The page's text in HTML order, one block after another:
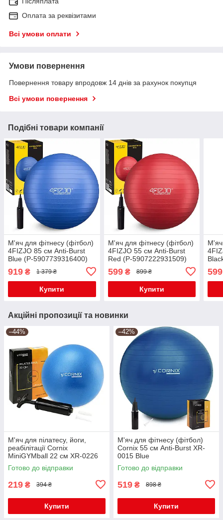
Оплата за реквізитами
Всі умови оплати
Умови повернення
Повернення товару впродовж 14 днів за рахунок покупця
Всі умови повернення
Подібні товари компанії
М'яч для фітнесу (фітбол)
4FIZJO 85 см Anti-Burst
Blue (P-5907739316400)
919 ₴ 1 379 ₴
Купити
М'яч для фітнесу (фітбол)
4FIZJO 55 см Anti-Burst
Red (P-5907222931509)
599₴ 899 ₴
Купити
М'яч
599
Акційні пропозиції та новинки
–44%
М'яч для пілатесу, йоги,
реабілітації Cornix
MiniGYMball 22 см XR-0226
Blue
Готово до відправки
219 ₴ 394 ₴
Купити
–42%
М'яч для фітнесу (фітбол)
Cornix 55 см Anti-Burst XR-
0015 Blue
Готово до відправки
519 ₴ 898 ₴
Купити